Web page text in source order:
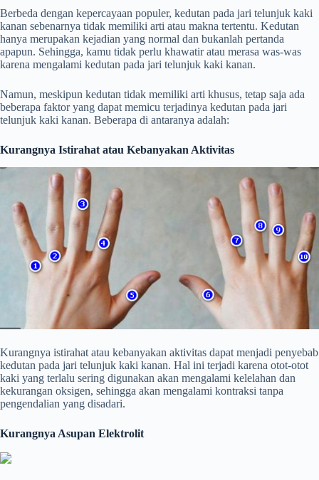
Berbeda dengan kepercayaan populer, kedutan pada jari telunjuk kaki
kanan sebenarnya tidak memiliki arti atau makna tertentu. Kedutan
hanya merupakan kejadian yang normal dan bukanlah pertanda
apapun. Sehingga, kamu tidak perlu khawatir atau merasa was-was
karena mengalami kedutan pada jari telunjuk kaki kanan.
Namun, meskipun kedutan tidak memiliki arti khusus, tetap saja ada
beberapa faktor yang dapat memicu terjadinya kedutan pada jari
telunjuk kaki kanan. Beberapa di antaranya adalah:
Kurangnya Istirahat atau Kebanyakan Aktivitas
Kurangnya istirahat atau kebanyakan aktivitas dapat menjadi penyebab
kedutan pada jari telunjuk kaki kanan. Hal ini terjadi karena otot-otot
kaki yang terlalu sering digunakan akan mengalami kelelahan dan
kekurangan oksigen, sehingga akan mengalami kontraksi tanpa
pengendalian yang disadari.
Kurangnya Asupan Elektrolit